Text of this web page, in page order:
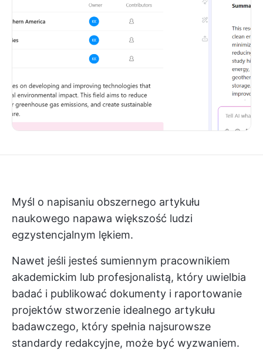
Myśl o napisaniu obszernego artykułu
naukowego napawa większość ludzi
egzystencjalnym lękiem.
Nawet jeśli jesteś sumiennym pracownikiem
akademickim lub profesjonalistą, który uwielbia
badać i publikować dokumenty i raportowanie
projektów stworzenie idealnego artykułu
badawczego, który spełnia najsurowsze
standardy redakcyjne, może być wyzwaniem.